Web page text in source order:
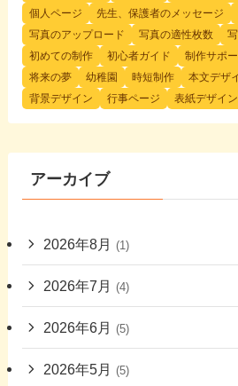
個人ページ
先生、保護者のメッセージ
写真のアップロード
写真の適性枚数
初めての制作
初心者ガイド 制作サポー
将来の夢
幼稚園 時短制作 本文デザ
背景デザイン
行事ページ 表紙デザイン
アーカイブ
2026年8月 (1)
2026年7月 (4)
2026年6月 (5)
2026年5月 (5)